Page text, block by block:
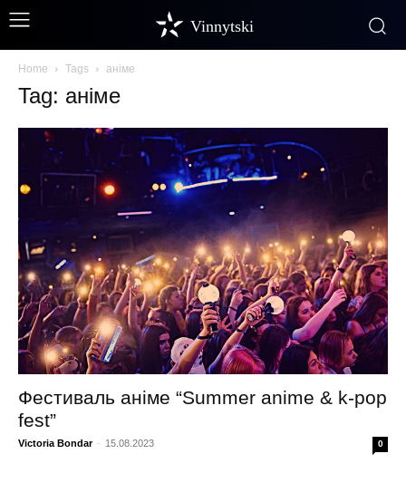
Vinnytski
Home Tags аніме
Tag: аніме
Фестиваль аніме “Summer anime & k-pop
fest”
Victoria Bondar - 15.08.2023 0